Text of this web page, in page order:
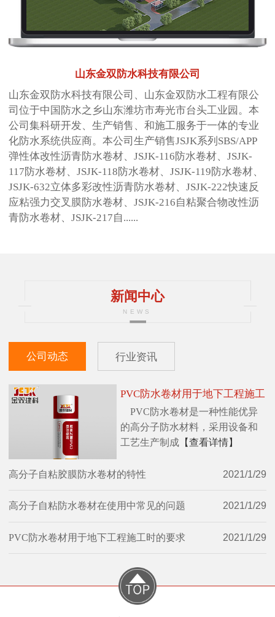
山东金双防水科技有限公司
山东金双防水科技有限公司、山东金双防水工程有限公
司位于中国防水之乡山东潍坊市寿光市台头工业园。本
公司集科研开发、生产销售、和施工服务于一体的专业
化防水系统供应商。本公司生产销售JSJK系列SBS/APP
弹性体改性沥青防水卷材、JSJK-116防水卷材、JSJK-
117防水卷材、JSJK-118防水卷材、JSJK-119防水卷材、
JSJK-632立体多彩改性沥青防水卷材、JSJK-222快速反
应粘强力交叉膜防水卷材、JSJK-216自粘聚合物改性沥
青防水卷材、JSJK-217自......
新闻中心
NEWS
公司动态 行业资讯
PVC防水卷材用于地下工程施工
时的要求
PVC防水卷材是一种性能优异
的高分子防水材料，采用设备和
工艺生产制成 【查看详情】
2021/1/29
高分子自粘胶膜防水卷材的特性
2021/1/29
高分子自粘防水卷材在使用中常见的问题
2021/1/29
PVC防水卷材用于地下工程施工时的要求